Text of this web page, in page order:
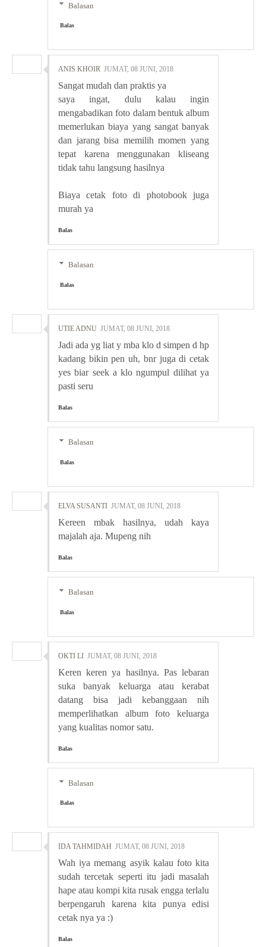
Balasan
Balas
ANIS KHOIR JUMAT, 08 JUNI, 2018
Sangat mudah dan praktis ya
saya ingat, dulu kalau ingin
mengabadikan foto dalam bentuk album
memerlukan biaya yang sangat banyak
dan jarang bisa memilih momen yang
tepat karena menggunakan kliseang
tidak tahu langsung hasilnya
Biaya cetak foto di photobook juga
murah ya
Balas
Balasan
Balas
UTIE ADNU JUMAT, 08 JUNI, 2018
Jadi ada yg liat y mba klo d simpen d hp
kadang bikin pen uh, bnr juga di cetak
yes biar seek a klo ngumpul dilihat ya
pasti seru
Balas
Balasan
Balas
ELVA SUSANTI JUMAT, 08 JUNI, 2018
Kereen mbak hasilnya, udah kaya
majalah aja. Mupeng nih
Balas
Balasan
Balas
OKTI LI JUMAT, 08 JUNI, 2018
Keren keren ya hasilnya. Pas lebaran
suka banyak keluarga atau kerabat
datang bisa jadi kebanggaan nih
memperlihatkan album foto keluarga
yang kualitas nomor satu.
Balas
Balasan
Balas
IDA TAHMIDAH JUMAT, 08 JUNI, 2018
Wah iya memang asyik kalau foto kita
sudah tercetak seperti itu jadi masalah
hape atau kompi kita rusak engga terlalu
berpengaruh karena kita punya edisi
cetak nya ya :)
Balas